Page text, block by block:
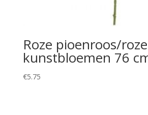
Roze pioenroos/
kunstbloemen 76
€5.75